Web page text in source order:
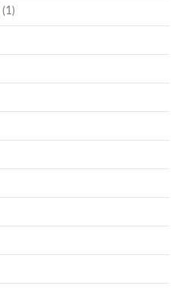
(1)